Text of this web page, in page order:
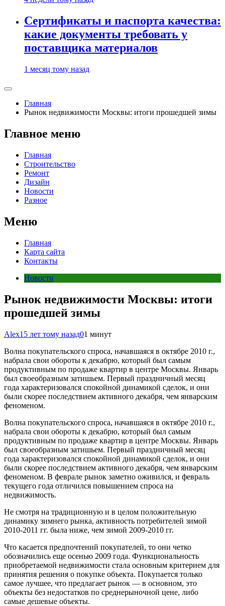
Сертификаты и паспорта качества:
какие документы требовать у
поставщика материалов
1 месяц тому назад
Главная
Рынок недвижимости Москвы: итоги прошедшей зимы
Главное меню
Главная
Строительство
Ремонт
Дизайн
Новости
Разное
Меню
Главная
Карта сайта
Контакты
Новости
Рынок недвижимости Москвы: итоги
прошедшей зимы
Alex15 лет тому назад01 минут
Волна покупательского спроса, начавшаяся в октябре 2010 г.,
набрала свои обороты к декабрю, который был самым
продуктивным по продаже квартир в центре Москвы. Январь
был своеобразным затишьем. Первый праздничный месяц
года характеризовался спокойной динамикой сделок, и они
были скорее последствием активного декабря, чем январским
феноменом.
Волна покупательского спроса, начавшаяся в октябре 2010 г.,
набрала свои обороты к декабрю, который был самым
продуктивным по продаже квартир в центре Москвы. Январь
был своеобразным затишьем. Первый праздничный месяц
года характеризовался спокойной динамикой сделок, и они
были скорее последствием активного декабря, чем январским
феноменом. В феврале рынок заметно оживился, и февраль
текущего года отличился повышением спроса на
недвижимость.
Не смотря на традиционную и в целом положительную
динамику зимнего рынка, активность потребителей зимой
2010-2011 гг. была ниже, чем зимой 2009-2010 гг.
Что касается предпочтений покупателей, то они четко
обозначились еще осенью 2009 года. Функциональность
приобретаемой недвижимости стала основным критерием для
принятия решения о покупке объекта. Покупается только
самое лучшее, что предлагает рынок — в основном, это
объекты без недостатков по среднерыночной цене, либо
самые дешевые объекты.